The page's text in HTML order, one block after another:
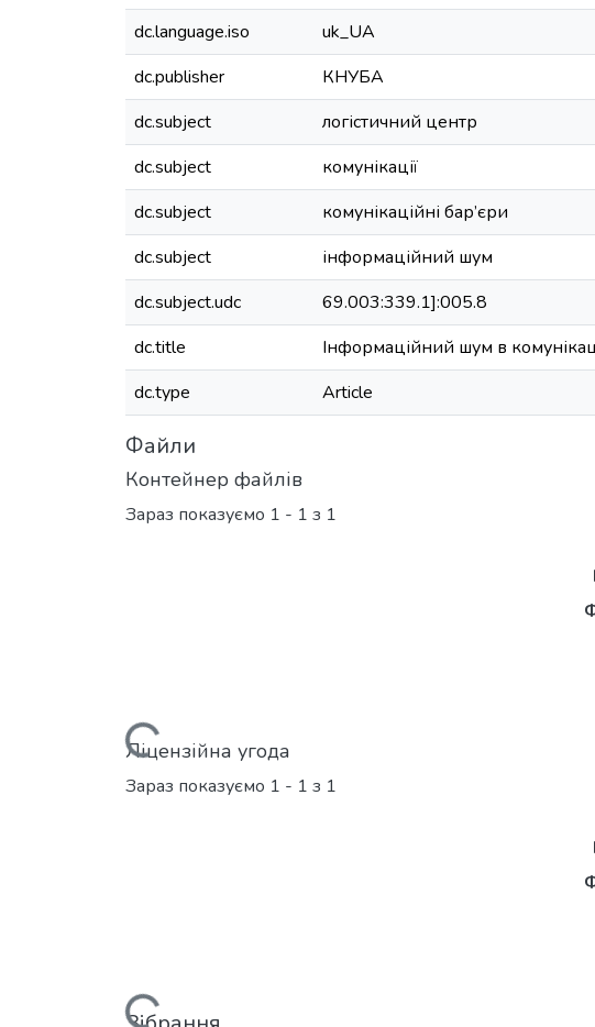
dc.language.iso
uk_UA
dc.publisher
КНУБА
dc.subject
логістичний центр
dc.subject
комунікації
dc.subject
комунікаційні бар’єри
dc.subject
інформаційний шум
dc.subject.udc
69.003:339.1]:005.8
dc.title
Інформаційний шум в
dc.type
Article
Файли
Контейнер файлів
Зараз показуємо 1 - 1 з 1
Вантажиться...Ліцензійна угода
Зараз показуємо 1 - 1 з 1